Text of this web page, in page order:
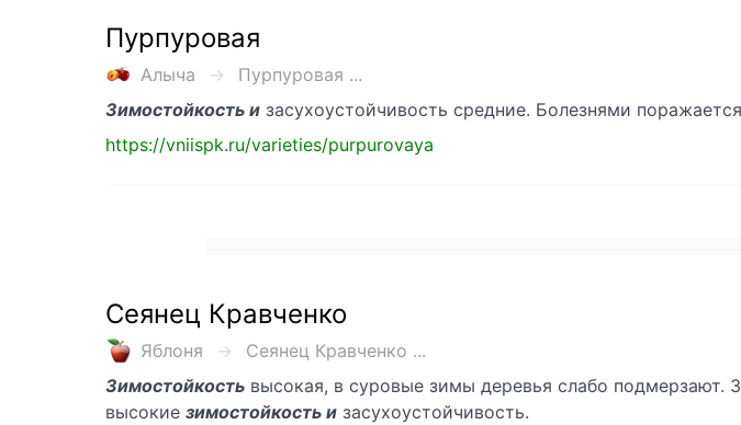
Пурпуровая
Алыча
Пурпуровая ...
Зимостойкость и засухоустойчивость средние. Болезнями
https://vniispk.ru/varieties/purpurovaya
Сеянец Кравченко
Яблоня
Сеянец Кравченко ...
Зимостойкость высокая, в суровые зимы деревья слабо подмерзают.
высокие зимостойкость и засухоустойчивость.